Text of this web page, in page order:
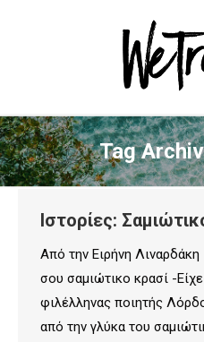
Tag
Ιστορίες:
Από την Ειρήνη
σου σαμιώτικο κρασί -
φιλέλληνας ποιητής
από την γλύκα του